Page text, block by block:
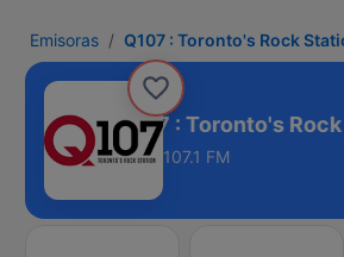
Emisoras Q107 : Toronto's Rock
Q107 : Toronto's Rock
107.1 FM